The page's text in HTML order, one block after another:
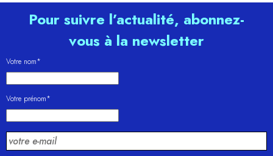
Pour suivre l’actualité, abonnez-
vous à la newsletter
Votre nom*
Votre prénom*